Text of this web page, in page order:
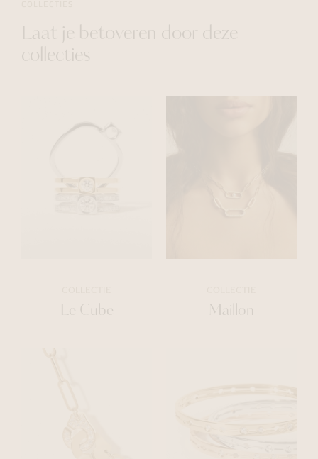
Laat je betoveren door deze
collecties
Le Cube Maillon